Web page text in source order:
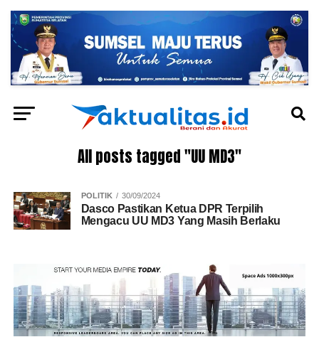
All posts tagged "UU MD3"
POLITIK 30/09/2024
Dasco Pastikan Ketua DPR Terpilih
Mengacu UU MD3 Yang Masih Berlaku